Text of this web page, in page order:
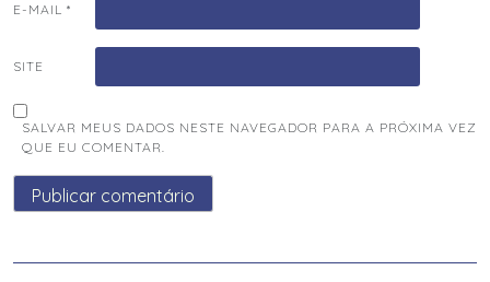
E-MAIL *
SITE
SALVAR MEUS DADOS NESTE NAVEGADOR PARA A PRÓXIMA VEZ
QUE EU COMENTAR.